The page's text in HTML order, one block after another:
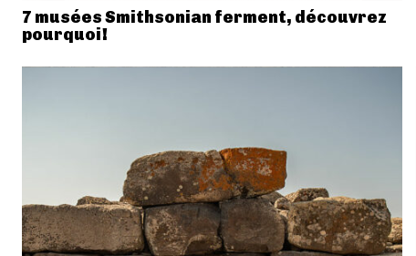
7 musées Smithsonian ferment, découvrez
pourquoi!